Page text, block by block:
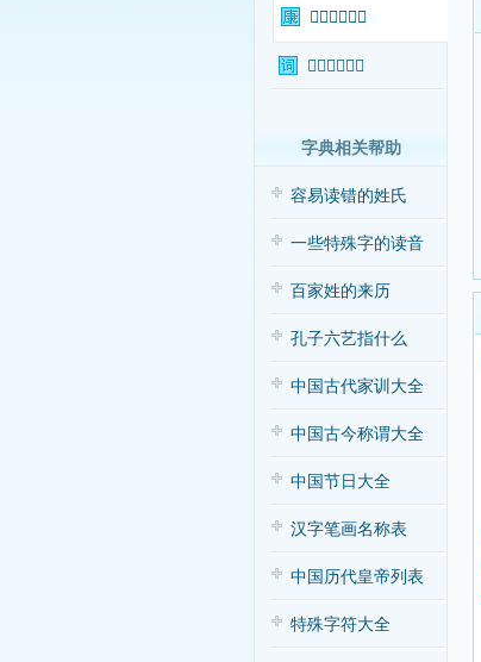
𡮖字康熙字典
𡮖字相关词语
字典相关帮助
容易读错的姓氏
一些特殊字的读音
百家姓的来历
孔子六艺指什么
中国古代家训大全
中国古今称谓大全
中国节日大全
汉字笔画名称表
中国历代皇帝列表
特殊字符大全